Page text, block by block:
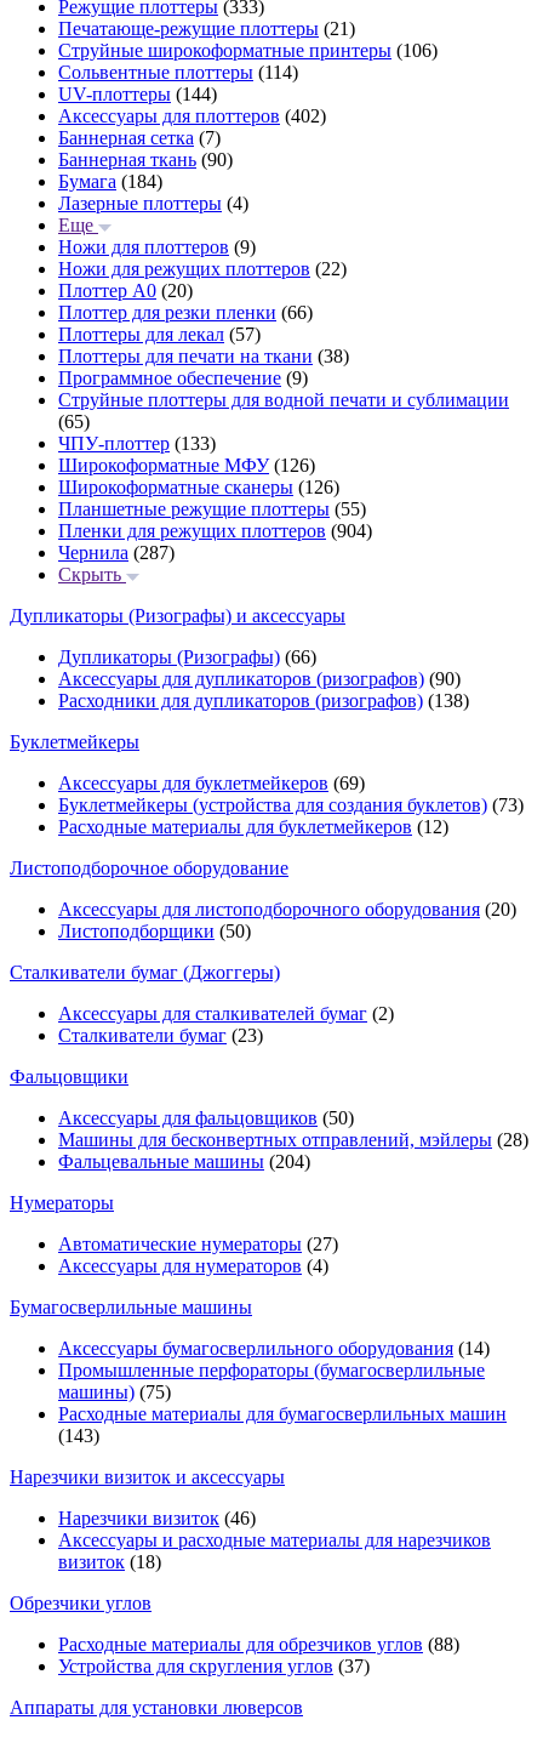
Режущие плоттеры (333)
Печатающе-режущие плоттеры (21)
Струйные широкоформатные принтеры (106)
Сольвентные плоттеры (114)
UV-плоттеры (144)
Аксессуары для плоттеров (402)
Баннерная сетка (7)
Баннерная ткань (90)
Бумага (184)
Лазерные плоттеры (4)
Еще
Ножи для плоттеров (9)
Ножи для режущих плоттеров (22)
Плоттер А0 (20)
Плоттер для резки пленки (66)
Плоттеры для лекал (57)
Плоттеры для печати на ткани (38)
Программное обеспечение (9)
Струйные плоттеры для водной печати и сублимации
(65)
ЧПУ-плоттер (133)
Широкоформатные МФУ(126)
Широкоформатные сканеры (126)
Планшетные режущие плоттеры (55)
Пленки для режущих плоттеров (904)
Чернила (287)
Скрыть
Дупликаторы (Ризографы) и аксессуары
Дупликаторы (Ризографы) (66)
Аксессуары для дупликаторов (ризографов) (90)
Расходники для дупликаторов (ризографов) (138)
Буклетмейкеры
Аксессуары для буклетмейкеров (69)
Буклетмейкеры (устройства для создания буклетов) (73)
Расходные материалы для буклетмейкеров (12)
Листоподборочное оборудование
Аксессуары для листоподборочного оборудования (20)
Листоподборщики (50)
Сталкиватели бумаг (Джоггеры)
Аксессуары для сталкивателей бумаг (2)
Сталкиватели бумаг (23)
Фальцовщики
Аксессуары для фальцовщиков (50)
Машины для бесконвертных отправлений, мэйлеры (28)
Фальцевальные машины (204)
Нумераторы
Автоматические нумераторы (27)
Аксессуары для нумераторов (4)
Бумагосверлильные машины
Аксессуары бумагосверлильного оборудования (14)
Промышленные перфораторы (бумагосверлильные
машины) (75)
Расходные материалы для бумагосверлильных машин
(143)
Нарезчики визиток и аксессуары
Нарезчики визиток (46)
Аксессуары и расходные материалы для нарезчиков
визиток (18)
Обрезчики углов
Расходные материалы для обрезчиков углов (88)
Устройства для скругления углов (37)
Аппараты для установки люверсов